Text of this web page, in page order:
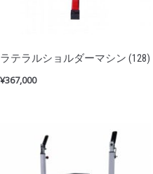
ラテラルショルダーマシン (128)
¥367,000